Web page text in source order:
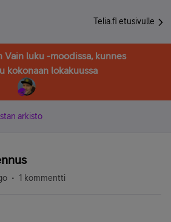
Telia.fi etusivulle
Vain luku -moodissa, kunnes
kokonaan lokakuussa
arkisto
1 kommentti